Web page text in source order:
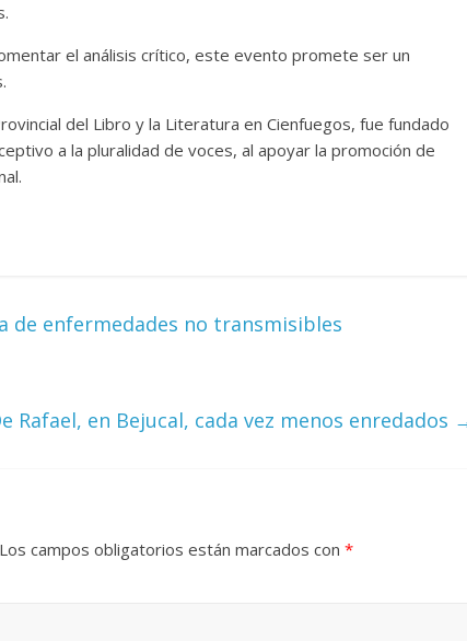
el análisis crítico, este evento promete ser un
del Libro y la Literatura en Cienfuegos, fue fundado
a la pluralidad de voces, al apoyar la promoción de
de enfermedades no transmisibles
Rafael, en Bejucal, cada vez menos enredados
Los campos obligatorios están marcados con *
Cine macizo de
0